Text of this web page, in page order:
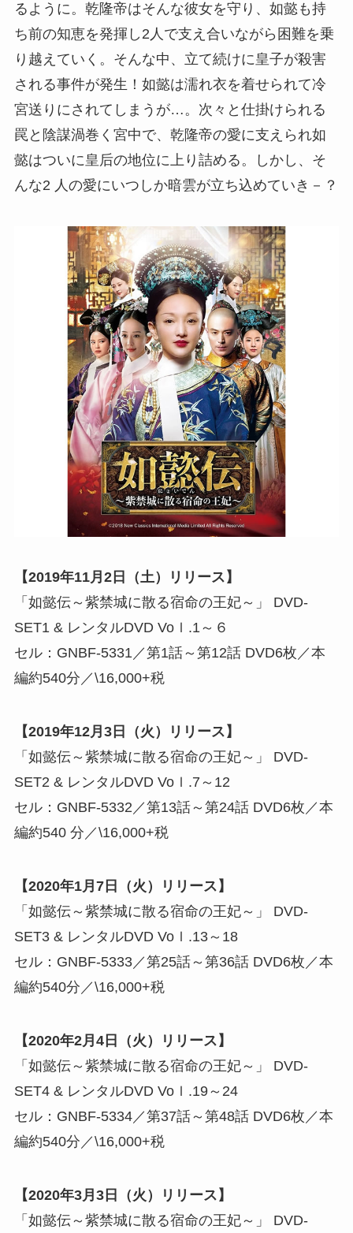
るように。乾隆帝はそんな彼女を守り、如懿も持
ち前の知恵を発揮し2人で支え合いながら困難を乗
り越えていく。そんな中、立て続けに皇子が殺害
される事件が発生！如懿は濡れ衣を着せられて冷
宮送りにされてしまうが…。次々と仕掛けられる
罠と陰謀渦巻く宮中で、乾隆帝の愛に支えられ如
懿はついに皇后の地位に上り詰める。しかし、そ
んな2 人の愛にいつしか暗雲が立ち込めていき－？
【2019年11月2日（土）リリース】
「如懿伝～紫禁城に散る宿命の王妃～」 DVD-
SET1 & レンタルDVD Voｌ.1～６
セル：GNBF-5331／第1話～第12話 DVD6枚／本
編約540分／\16,000+税
【2019年12月3日（火）リリース】
「如懿伝～紫禁城に散る宿命の王妃～」 DVD-
SET2 & レンタルDVD Voｌ.7～12
セル：GNBF-5332／第13話～第24話 DVD6枚／本
編約540 分／\16,000+税
【2020年1月7日（火）リリース】
「如懿伝～紫禁城に散る宿命の王妃～」 DVD-
SET3 & レンタルDVD Voｌ.13～18
セル：GNBF-5333／第25話～第36話 DVD6枚／本
編約540分／\16,000+税
【2020年2月4日（火）リリース】
「如懿伝～紫禁城に散る宿命の王妃～」 DVD-
SET4 & レンタルDVD Voｌ.19～24
セル：GNBF-5334／第37話～第48話 DVD6枚／本
編約540分／\16,000+税
【2020年3月3日（火）リリース】
「如懿伝～紫禁城に散る宿命の王妃～」 DVD-